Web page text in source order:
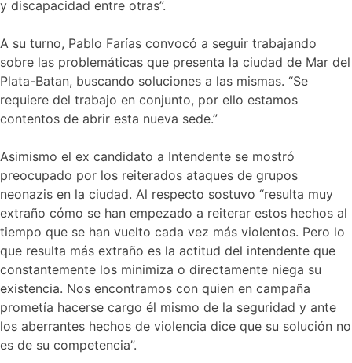
y discapacidad entre otras”.
A su turno, Pablo Farías convocó a seguir trabajando
sobre las problemáticas que presenta la ciudad de Mar del
Plata-Batan, buscando soluciones a las mismas. “Se
requiere del trabajo en conjunto, por ello estamos
contentos de abrir esta nueva sede.”
Asimismo el ex candidato a Intendente se mostró
preocupado por los reiterados ataques de grupos
neonazis en la ciudad. Al respecto sostuvo “resulta muy
extraño cómo se han empezado a reiterar estos hechos al
tiempo que se han vuelto cada vez más violentos. Pero lo
que resulta más extraño es la actitud del intendente que
constantemente los minimiza o directamente niega su
existencia. Nos encontramos con quien en campaña
prometía hacerse cargo él mismo de la seguridad y ante
los aberrantes hechos de violencia dice que su solución no
es de su competencia”.